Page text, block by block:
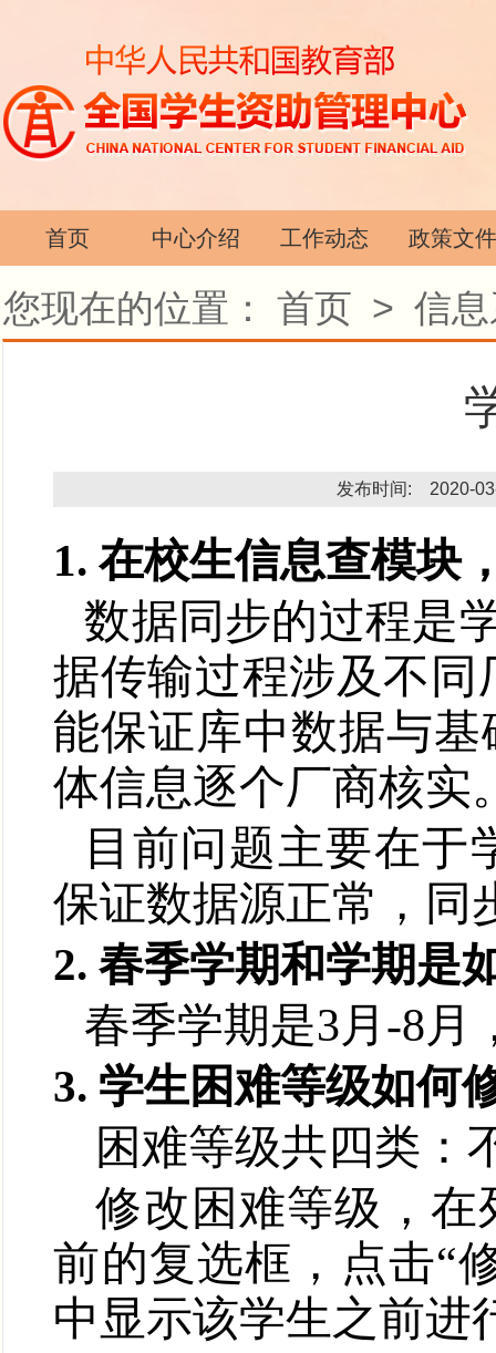
首页 中心介绍 工作动态 政策文件
您现在的位置： 首页 > 信
发布时间: 2020-
1. 在校生信息查模块
数据同步的过程是
据传输过程涉及不
能保证库中数据与
体信息逐个厂商核实
目前问题主要在于
保证数据源正常，同
2. 春季学期和学期是
春季学期是3月 -8月
3. 学生困难等级如何
困难等级共四类：
修改困难等级，
前的复选框，点击“
中显示该学生之前进